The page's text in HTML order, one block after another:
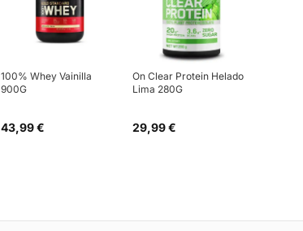
100% Whey Vainilla
900G
43,99 €
On Clear Protein Helado
Lima 280G
29,99 €